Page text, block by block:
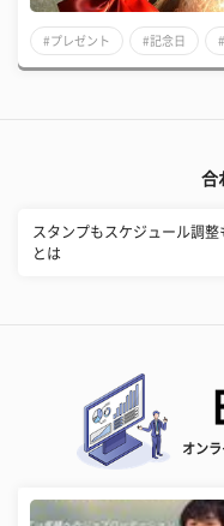
#プレゼント #記念日
合
スタンプもスケジュール調
とは
オン